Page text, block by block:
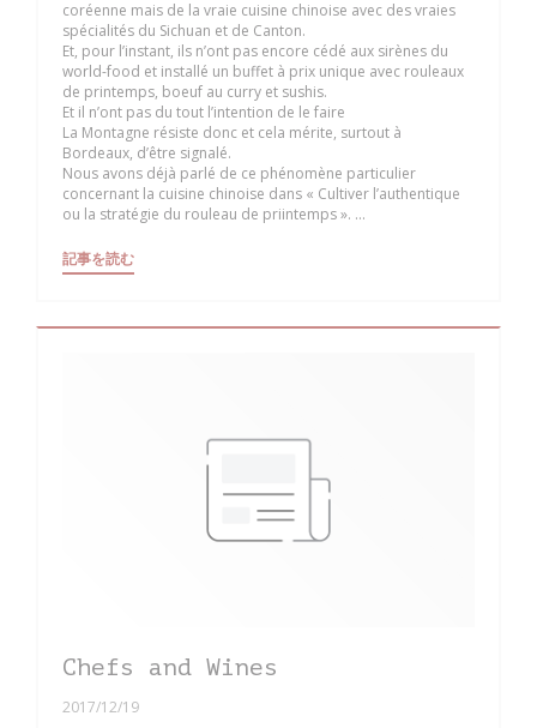
coréenne mais de la vraie cuisine chinoise avec des vraies
spécialités du Sichuan et de Canton.
Et, pour l’instant, ils n’ont pas encore cédé aux sirènes du
world-food et installé un buffet à prix unique avec rouleaux
de printemps, boeuf au curry et sushis.
Et il n’ont pas du tout l’intention de le faire
La Montagne résiste donc et cela mérite, surtout à
Bordeaux, d’être signalé.
Nous avons déjà parlé de ce phénomène particulier
concernant la cuisine chinoise dans « Cultiver l’authentique
ou la stratégie du rouleau de priintemps ». ...
記事を読む((新しいウィンドウで開きます))
Chefs and Wines
2017/12/19